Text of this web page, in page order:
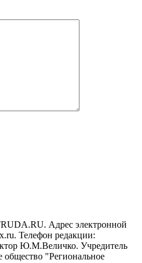
Адрес электронной
Телефон редакции:
Ю.М.Величко. Учредитель
общество "Региональное